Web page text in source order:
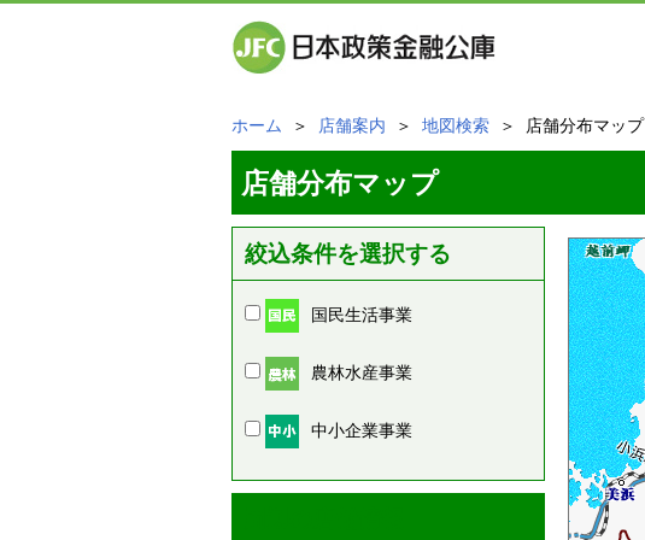
ホーム ＞ 店舗案内 ＞ 地図検索 ＞ 店舗分布マップ
店舗分布マップ
絞込条件を選択する
国民生活事業
農林水産事業
中小企業事業